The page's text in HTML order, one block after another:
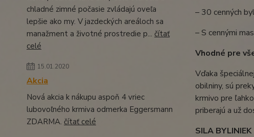
chladné zimné počasie zvládajú oveľa
lepšie ako my. V jazdeckých areáloch sa
manažment a životné prostredie p... čítať
celé
15.01.2020
Akcia
Nová akcia k nákupu aspoň 4 vriec
lubovoľného krmiva odmerka Eggersmann
ZDARMA. čítať celé
– 30 cenných
– S cennými
Vhodné pre
Vďaka
obilniny, sú
krmivo pre
priberajú a už
SILA BYLINIEK